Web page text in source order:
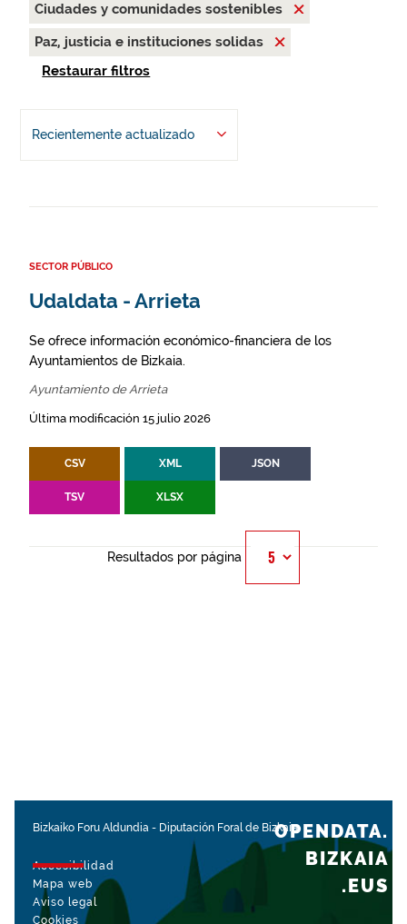
Ciudades y comunidades sostenibles
Paz, justicia e instituciones solidas
Restaurar filtros
Recientemente actualizado
SECTOR PÚBLICO
Udaldata - Arrieta
Se ofrece información económico-financiera de los
Ayuntamientos de Bizkaia.
Ayuntamiento de Arrieta
Última modificación 15 julio 2026
CSV XML JSON
TSV XLSX
Resultados por página
Bizkaiko Foru Aldundia - Diputación Foral de Bizkaia
Accesibilidad
Mapa web
Aviso legal
Cookies
OPENDATA.
BIZKAIA
.EUS